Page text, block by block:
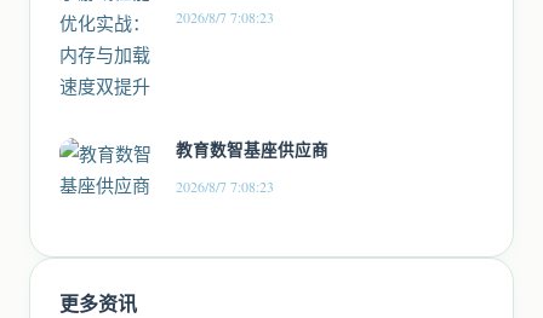
2026/8/7 7:08:23
教育数智基座供应商
2026/8/7 7:08:23
更多资讯